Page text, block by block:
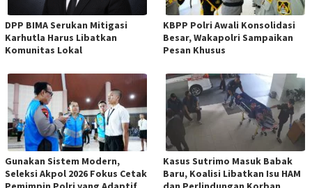
DPP BIMA Serukan Mitigasi
Karhutla Harus Libatkan
Komunitas Lokal
KBPP Polri Awali Konsolidasi
Besar, Wakapolri Sampaikan
Pesan Khusus
Gunakan Sistem Modern,
Seleksi Akpol 2026 Fokus Cetak
Kasus Sutrimo Masuk Babak
Baru, Koalisi Libatkan Isu HAM